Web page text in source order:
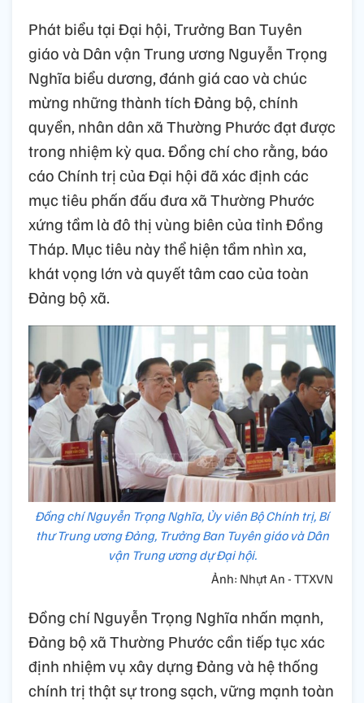
Phát biểu tại Đại hội, Trưởng Ban Tuyên
giáo và Dân vận Trung ương Nguyễn Trọng
Nghĩa biểu dương, đánh giá cao và chúc
mừng những thành tích Đảng bộ, chính
quyền, nhân dân xã Thường Phước đạt được
trong nhiệm kỳ qua. Đồng chí cho rằng, báo
cáo Chính trị của Đại hội đã xác định các
mục tiêu phấn đấu đưa xã Thường Phước
xứng tầm là đô thị vùng biên của tỉnh Đồng
Tháp. Mục tiêu này thể hiện tầm nhìn xa,
khát vọng lớn và quyết tâm cao của toàn
Đảng bộ xã.
Đồng chí Nguyễn Trọng Nghĩa, Ủy viên Bộ Chính trị, Bí
thư Trung ương Đảng, Trưởng Ban Tuyên giáo và Dân
vận Trung ương dự Đại hội.
Ảnh: Nhựt An - TTXVN
Đồng chí Nguyễn Trọng Nghĩa nhấn mạnh,
Đảng bộ xã Thường Phước cần tiếp tục xác
định nhiệm vụ xây dựng Đảng và hệ thống
chính trị thật sự trong sạch, vững mạnh toàn